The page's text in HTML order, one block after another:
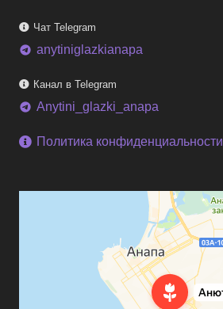
Чат Telegram
telegram anytiniglazkianapa
Канал в Telegram
telegram Anytini_glazki_anapa
Политика конфиденциальности